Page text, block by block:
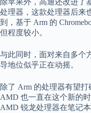
除苹果外，高通还改进了
处理器，这款处理器后来
到，基于 Arm 的
但程度较小。
与此同时，面对来自多个
导地位似乎正在动摇。
除了 Arm 的处理器有望
AMD 也一直在这个新的
AMD 锐龙处理器在笔记